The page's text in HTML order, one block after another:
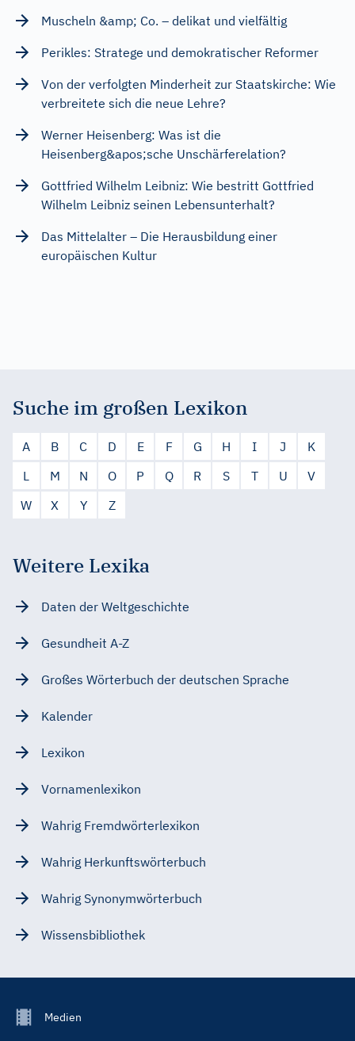
Muscheln &amp; Co. – delikat und vielfältig
Perikles: Stratege und demokratischer Reformer
Von der verfolgten Minderheit zur Staatskirche: Wie
verbreitete sich die neue Lehre?
Werner Heisenberg: Was ist die
Heisenberg&apos;sche Unschärferelation?
Gottfried Wilhelm Leibniz: Wie bestritt Gottfried
Wilhelm Leibniz seinen Lebensunterhalt?
Das Mittelalter – Die Herausbildung einer
europäischen Kultur
Suche im großen Lexikon
A B C D E F G H I J
K
L
M N O P Q R S T U
V
W
X Y Z
Weitere Lexika
Daten der Weltgeschichte
Gesundheit A-Z
Großes Wörterbuch der deutschen Sprache
Kalender
Lexikon
Vornamenlexikon
Wahrig Fremdwörterlexikon
Wahrig Herkunftswörterbuch
Wahrig Synonymwörterbuch
Wissensbibliothek
FooterMedien